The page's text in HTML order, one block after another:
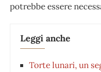
potrebbe essere
Leggi anche
Torte lunari, un